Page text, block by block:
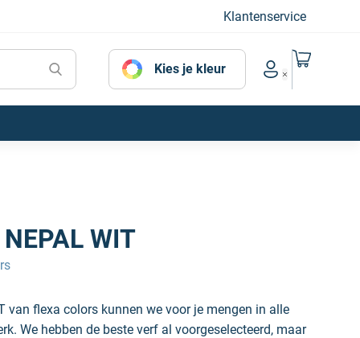
Klantenservice
Kies je kleur
Account menu
Naar mijn
WIT
van flexa colors kunnen we voor je mengen in alle
We hebben de beste verf al voorgeselecteerd, maar